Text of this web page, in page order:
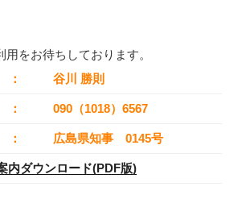
をお待ちしております。
： 谷川 勝則
： 090（1018）6567
： 広島県知事 0145号
内ダウンロード(PDF版)